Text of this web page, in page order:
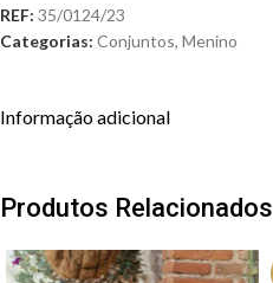
REF: 35/0124/23
Categorias: Conjuntos, Menino
Informação adicional
Produtos Relacionados